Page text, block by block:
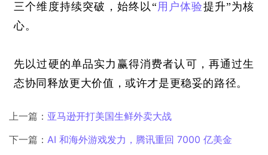
三个维度持续突破，始终以“用户体验提升”为核
心。
先以过硬的单品实力赢得消费者认可，再通过生
态协同释放更大价值，或许才是更稳妥的路径。
上一篇： 亚马逊开打美国生鲜外卖大战
下一篇： AI 和海外游戏发力，腾讯重回 7000 亿美金